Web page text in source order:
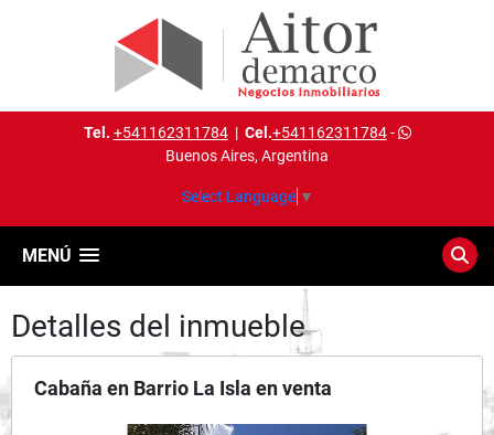
Tel. +541162311784| Cel.+541162311784-
Buenos Aires, Argentina
Select Language ▼
MENÚ
Detalles del inmueble
Cabaña en Barrio La Isla en venta